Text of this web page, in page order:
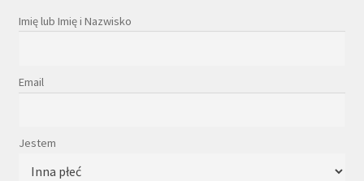
Imię lub Imię i Nazwisko
Email
Jestem